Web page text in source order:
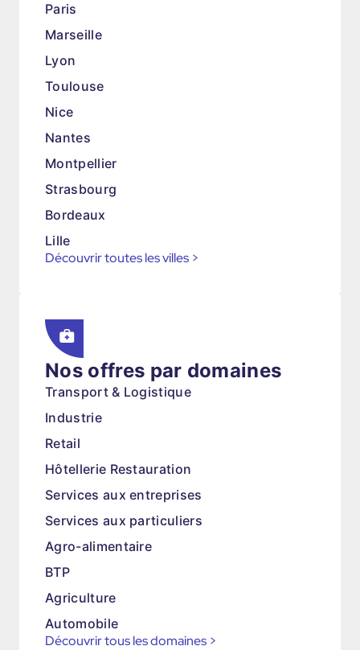
Paris
Marseille
Lyon
Toulouse
Nice
Nantes
Montpellier
Strasbourg
Bordeaux
Lille
Découvrir toutes les villes >
Nos offres par domaines
Transport & Logistique
Industrie
Retail
Hôtellerie Restauration
Services aux entreprises
Services aux particuliers
Agro-alimentaire
BTP
Agriculture
Automobile
Découvrir tous les domaines >